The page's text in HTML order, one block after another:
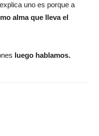
uno es porque a
alma que lleva el
luego hablamos.